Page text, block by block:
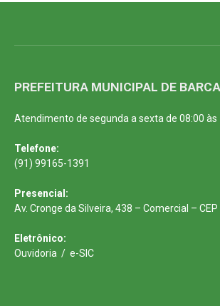
PREFEITURA MUNICIPAL DE
Atendimento de segunda a sexta de 08:00 às
Telefone:
(91) 99165-1391
Presencial:
Av. Cronge da Silveira, 438 – Comercial –
Eletrônico:
Ouvidoria / e-SIC